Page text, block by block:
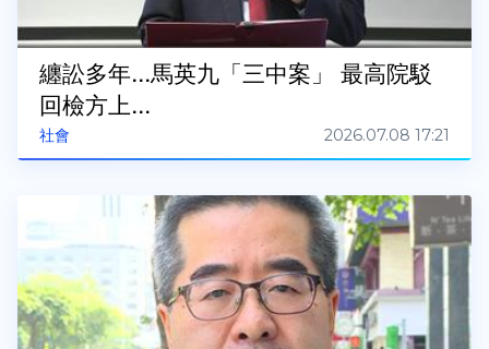
社會
纏訟多年...馬英九「三中案」 最高院駁
回檢方上...
2026.07.08 17:21